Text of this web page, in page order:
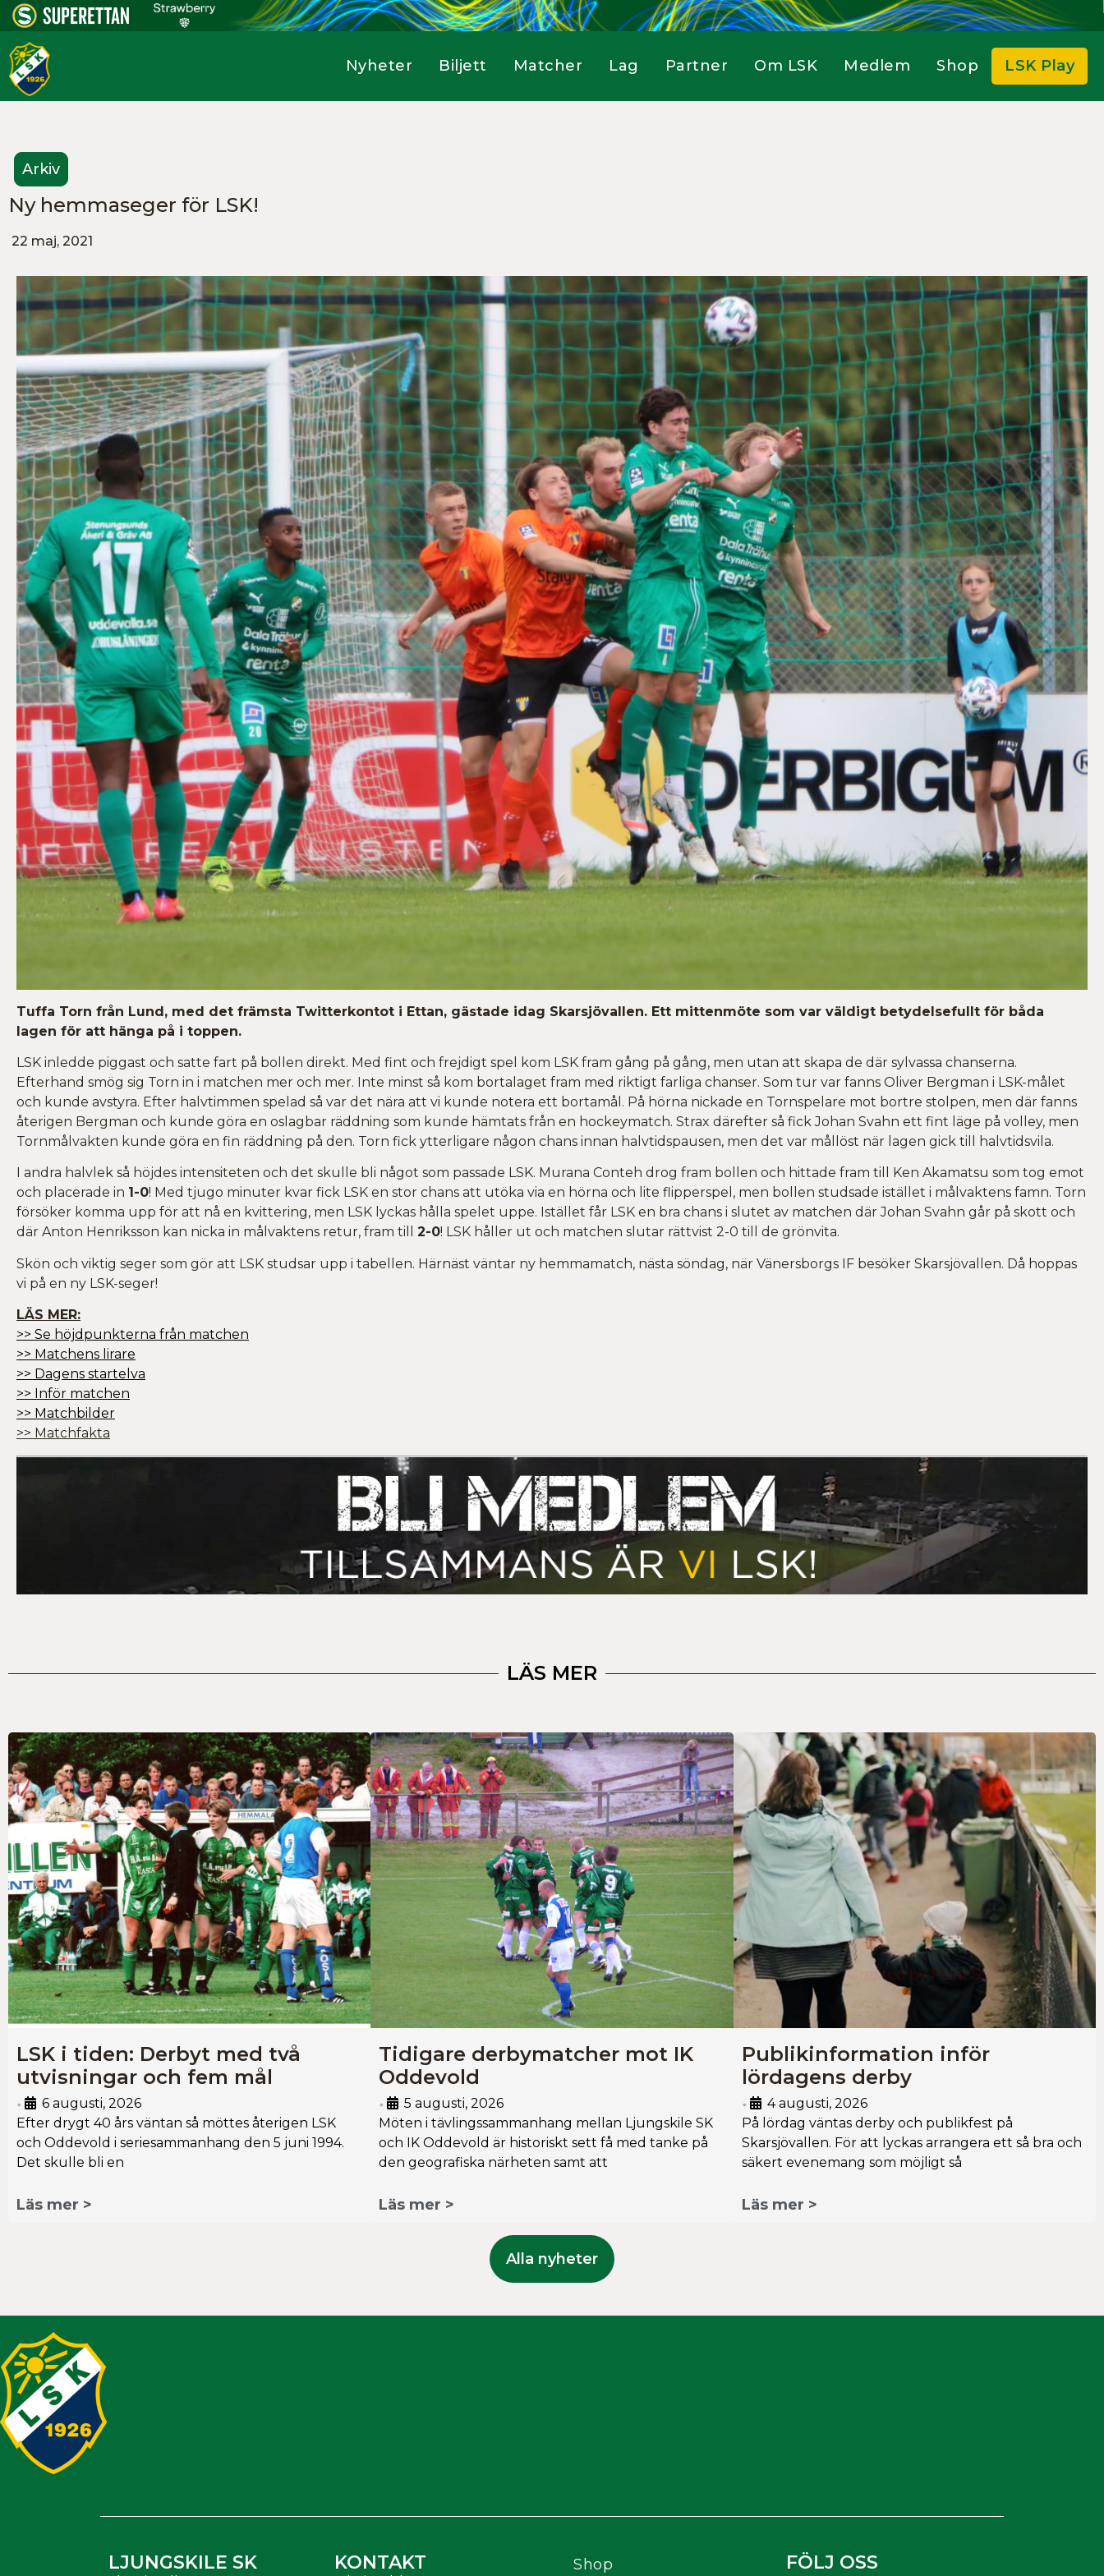
Nyheter Biljett Matcher Lag Partner Om LSK Medlem Shop LSK Play
Arkiv
Ny hemmaseger för LSK!
22 maj, 2021
Tuffa Torn från Lund, med det främsta Twitterkontot i Ettan, gästade idag Skarsjövallen. Ett mittenmöte som var väldigt betydelsefullt för båda
lagen för att hänga på i toppen.
LSK inledde piggast och satte fart på bollen direkt. Med fint och frejdigt spel kom LSK fram gång på gång, men utan att skapa de där sylvassa chanserna.
Efterhand smög sig Torn in i matchen mer och mer. Inte minst så kom bortalaget fram med riktigt farliga chanser. Som tur var fanns Oliver Bergman i LSK-målet
och kunde avstyra. Efter halvtimmen spelad så var det nära att vi kunde notera ett bortamål. På hörna nickade en Tornspelare mot bortre stolpen, men där fanns
återigen Bergman och kunde göra en oslagbar räddning som kunde hämtats från en hockeymatch. Strax därefter så fick Johan Svahn ett fint läge på volley, men
Tornmålvakten kunde göra en fin räddning på den. Torn fick ytterligare någon chans innan halvtidspausen, men det var mållöst när lagen gick till halvtidsvila.
I andra halvlek så höjdes intensiteten och det skulle bli något som passade LSK. Murana Conteh drog fram bollen och hittade fram till Ken Akamatsu som tog emot
och placerade in 1-0! Med tjugo minuter kvar fick LSK en stor chans att utöka via en hörna och lite flipperspel, men bollen studsade istället i målvaktens famn. Torn
försöker komma upp för att nå en kvittering, men LSK lyckas hålla spelet uppe. Istället får LSK en bra chans i slutet av matchen där Johan Svahn går på skott och
där Anton Henriksson kan nicka in målvaktens retur, fram till 2-0! LSK håller ut och matchen slutar rättvist 2-0 till de grönvita.
Skön och viktig seger som gör att LSK studsar upp i tabellen. Härnäst väntar ny hemmamatch, nästa söndag, när Vänersborgs IF besöker Skarsjövallen. Då hoppas
vi på en ny LSK-seger!
LÄS MER:
>> Se höjdpunkterna från matchen
>> Matchens lirare
>> Dagens startelva
>> Inför matchen
>> Matchbilder
>> Matchfakta
LÄS MER
LSK i tiden: Derbyt med två
utvisningar och fem mål
•
6 augusti, 2026
Efter drygt 40 års väntan så möttes återigen LSK
och Oddevold i seriesammanhang den 5 juni 1994.
Det skulle bli en
Läs mer >
Tidigare derbymatcher mot IK
Oddevold
•
5 augusti, 2026
Möten i tävlingssammanhang mellan Ljungskile SK
och IK Oddevold är historiskt sett få med tanke på
den geografiska närheten samt att
Läs mer >
Publikinformation inför
lördagens derby
•
4 augusti, 2026
På lördag väntas derby och publikfest på
Skarsjövallen. För att lyckas arrangera ett så bra och
säkert evenemang som möjligt så
Läs mer >
Alla nyheter
LJUNGSKILE SK KONTAKT Shop FÖLJ OSS